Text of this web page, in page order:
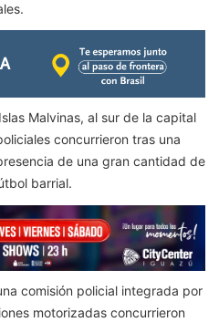
Malvinas, al sur de la capital
concurrieron tras una
de una gran cantidad de
barrial.
comisión policial integrada por
motorizadas concurrieron